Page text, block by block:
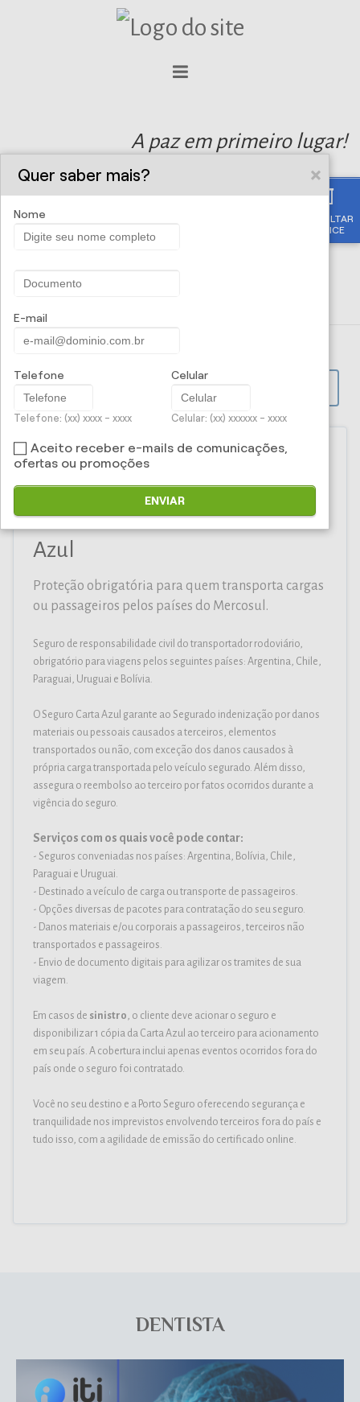
CONSULTAR
APÓLICE
A paz em primeiro lugar!
Iti Corretora e Administradora
de Seguros Ltda - Seguro Carta
Azul
Proteção obrigatória para quem transporta cargas
ou passageiros pelos países do Mercosul.
Seguro de responsabilidade civil do transportador rodoviário,
obrigatório para viagens pelos seguintes países: Argentina, Chile,
Paraguai, Uruguai e Bolívia.
O Seguro Carta Azul garante ao Segurado indenização por danos
materiais ou pessoais causados a terceiros, elementos
transportados ou não, com exceção dos danos causados à
própria carga transportada pelo veículo segurado. Além disso,
assegura o reembolso ao terceiro por fatos ocorridos durante a
vigência do seguro.
Serviços com os quais você pode contar:
- Seguros conveniadas nos países: Argentina, Bolívia, Chile,
Paraguai e Uruguai.
- Destinado a veículo de carga ou transporte de passageiros.
- Opções diversas de pacotes para contratação d o seu seguro.
- Danos materiais e/ou corporais a passageiros, terceiros não
transportados e passageiros.
- Envio de documento digitais para agilizar os tramites de sua
viagem.
Em casos de sinistro, o cliente deve acionar o seguro e
disponibilizar 1 cópia da Carta Azul ao terceiro para acionamento
em seu país. A cobertura inclui apenas eventos ocorridos fora do
país onde o seguro foi contratado.
Você no seu destino e a Porto Seguro oferecendo segurança e
tranquilidade nos imprevistos envolvendo terceiros fora do país e
tudo isso, com a agilidade de emissão do certificado online.
DENTISTA
Quer saber mais?
Nome
E-mail
Telefone
Telefone: (xx) xxxx - xxxx
Celular
Celular: (xx) xxxxxx - xxxx
Aceito receber e-mails de comunicações,
ofertas ou promoções
ENVIAR